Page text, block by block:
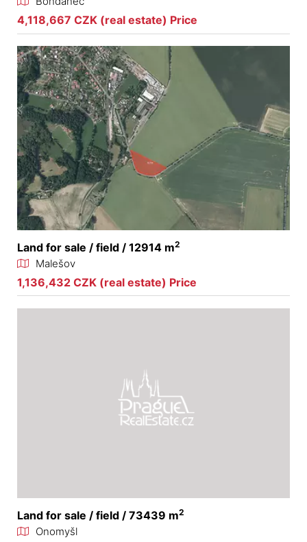
4,118,667 CZK (real estate) Price
Land for sale / field / 12914 m2
Malešov
1,136,432 CZK (real estate) Price
Land for sale / field / 73439 m2
Onomyšl